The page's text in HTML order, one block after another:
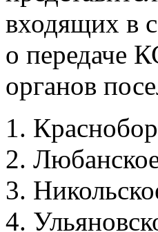
входящих в
о передаче
органов